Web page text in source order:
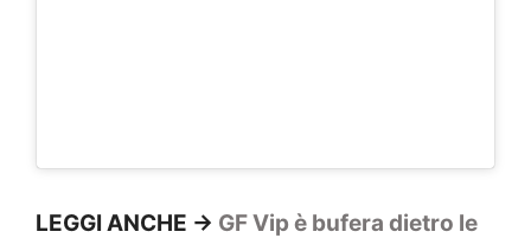
LEGGI ANCHE -> GF Vip è bufera dietro le